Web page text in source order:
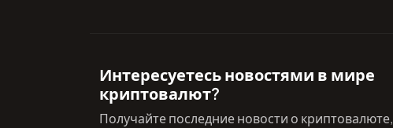
Интересуетесь новостями в мире
криптовалют?
Получайте последние новости о криптовалюте,